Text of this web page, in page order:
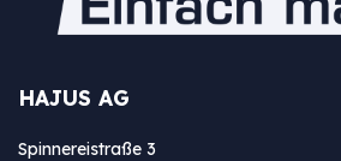
HAJUS AG
Spinnereistraße 3